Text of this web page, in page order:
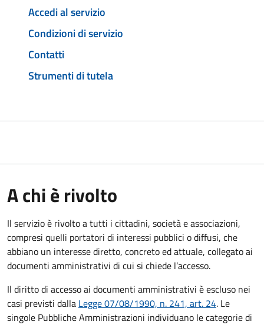
Accedi al servizio
Condizioni di servizio
Contatti
Strumenti di tutela
A chi è rivolto
Il servizio è rivolto a tutti i cittadini, società e associazioni,
compresi quelli portatori di interessi pubblici o diffusi, che
abbiano un interesse diretto, concreto ed attuale, collegato ai
documenti amministrativi di cui si chiede l’accesso.
Il diritto di accesso ai documenti amministrativi è escluso nei
casi previsti dalla Legge 07/08/1990, n. 241, art. 24. Le
singole Pubbliche Amministrazioni individuano le categorie di